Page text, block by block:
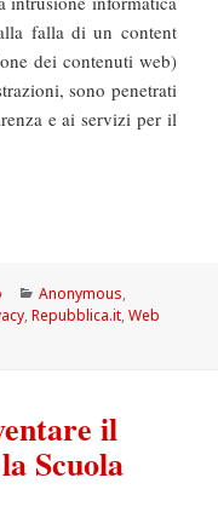
falla di un content
dei contenuti web)
sono penetrati
e ai servizi per il
attacca di nuovo
Categorie
Anonymous,
,Repubblica.it,Web
il
Scuola